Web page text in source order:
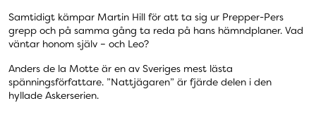
Samtidigt kämpar Martin Hill för att ta sig ur Prepper-Pers
grepp och på samma gång ta reda på hans hämndplaner. Vad
väntar honom själv – och Leo?
Anders de la Motte är en av Sveriges mest lästa
spänningsförfattare. ”Nattjägaren” är fjärde delen i den
hyllade Askerserien.